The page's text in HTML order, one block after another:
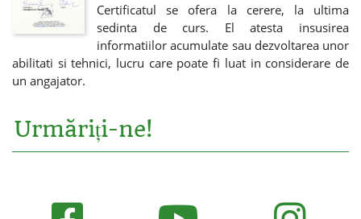
Certificatul se ofera la cerere, la ultima
sedinta de curs. El atesta insusirea
informatiilor acumulate sau dezvoltarea unor
abilitati si tehnici, lucru care poate fi luat in considerare de
un angajator.
Urmăriți-ne!